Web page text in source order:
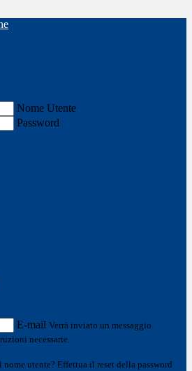
Nome Utente
Password
E-mail Verrà inviato un messaggio
necessarie.
utente? Effettua il reset della password